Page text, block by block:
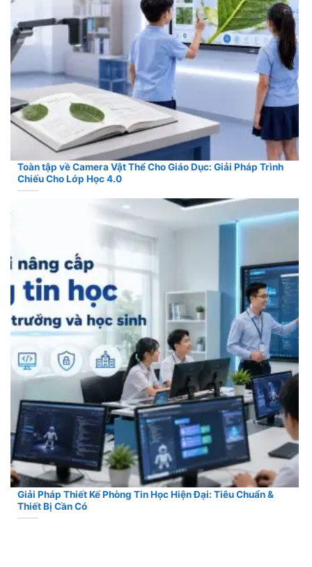
Toàn tập về Camera Vật Thể Cho Giáo Dục: Giải Pháp Trình
Chiếu Cho Lớp Học 4.0
Giải Pháp Thiết Kế Phòng Tin Học Hiện Đại: Tiêu Chuẩn &
Thiết Bị Cần Có